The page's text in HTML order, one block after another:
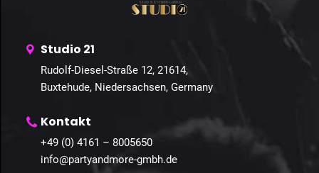
Studio 21
Rudolf-Diesel-Straße 12, 21614,
Buxtehude, Niedersachsen, Germany
Kontakt
+49 (0) 4161 – 8005650
info@partyandmore-gmbh.de